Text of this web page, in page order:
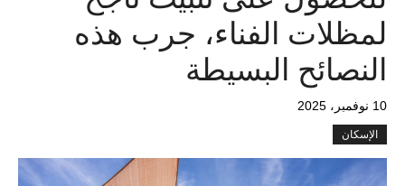
لمظلات الفناء، جرب هذه
النصائح البسيطة
10 نوفمبر، 2025
الإسكان